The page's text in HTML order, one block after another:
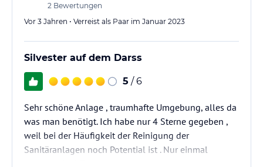
2 Bewertungen
Vor 3 Jahren • Verreist als Paar im Januar 2023
Silvester auf dem Darss
5 / 6
Sehr schöne Anlage , traumhafte Umgebung, alles da
was man benötigt. Ich habe nur 4 Sterne gegeben ,
weil bei der Häufigkeit der Reinigung der
Sanitäranlagen noch Potential ist . Nur einmal